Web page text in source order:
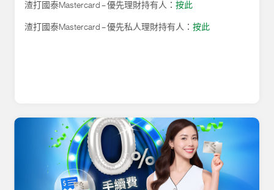
渣打國泰Mastercard – 優先理財持有人： 按此
渣打國泰Mastercard – 優先私人理財持有人： 按此